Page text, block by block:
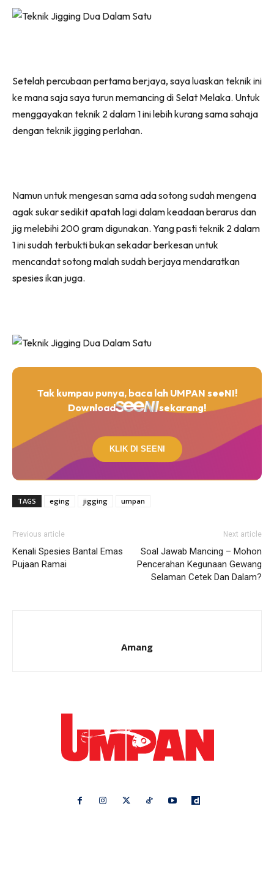
Setelah percubaan pertama berjaya, saya luaskan teknik ini
ke mana saja saya turun memancing di Selat Melaka. Untuk
menggayakan teknik 2 dalam 1 ini lebih kurang sama sahaja
dengan teknik jigging perlahan.
Namun untuk mengesan sama ada sotong sudah mengena
agak sukar sedikit apatah lagi dalam keadaan berarus dan
jig melebihi 200 gram digunakan. Yang pasti teknik 2 dalam
1 ini sudah terbukti bukan sekadar berkesan untuk
mencandat sotong malah sudah berjaya mendaratkan
spesies ikan juga.
Tak kumpau punya, baca lah UMPAN seeNI!
Download
sekarang!
KLIK DI SEENI
TAGS eging jigging umpan
Previous article
Kenali Spesies Bantal Emas
Pujaan Ramai
Next article
Soal Jawab Mancing – Mohon
Pencerahan Kegunaan Gewang
Selaman Cetek Dan Dalam?
Amang